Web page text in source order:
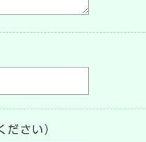
ださい）